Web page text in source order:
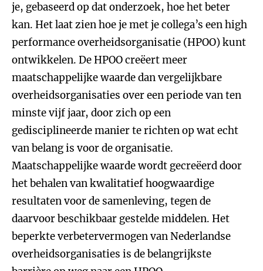
je, gebaseerd op dat onderzoek, hoe het beter
kan. Het laat zien hoe je met je collega’s een high
performance overheidsorganisatie (HPOO) kunt
ontwikkelen. De HPOO creëert meer
maatschappelijke waarde dan vergelijkbare
overheidsorganisaties over een periode van ten
minste vijf jaar, door zich op een
gedisciplineerde manier te richten op wat echt
van belang is voor de organisatie.
Maatschappelijke waarde wordt gecreëerd door
het behalen van kwalitatief hoogwaardige
resultaten voor de samenleving, tegen de
daarvoor beschikbaar gestelde middelen. Het
beperkte verbetervermogen van Nederlandse
overheidsorganisaties is de belangrijkste